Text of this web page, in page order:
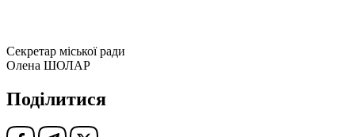
Секретар міської ради
Олена ШОЛАР
Поділитися